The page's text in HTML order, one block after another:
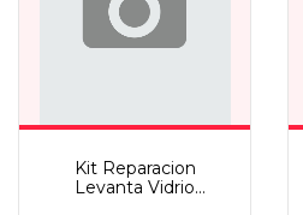
Kit Reparacion
Levanta Vidrio